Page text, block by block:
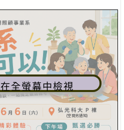
在全螢幕中檢視